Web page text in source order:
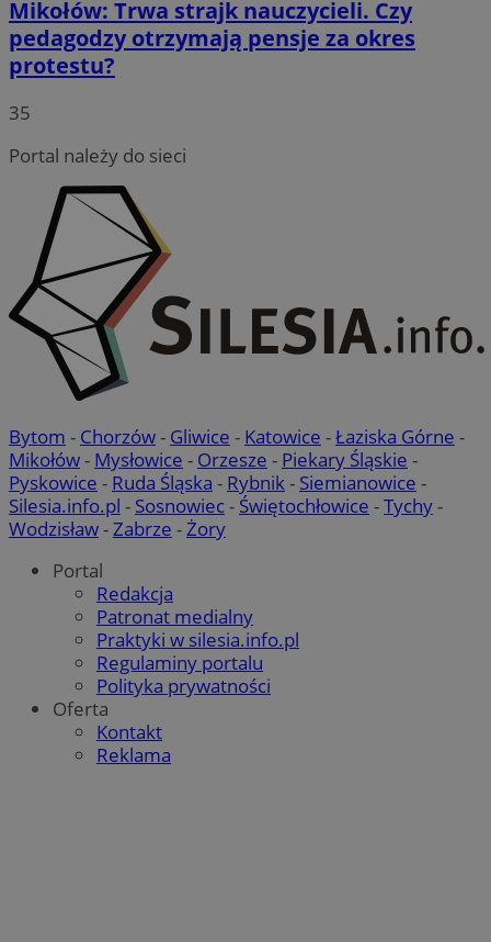
Mikołów: Trwa strajk nauczycieli. Czy
pedagodzy otrzymają pensje za okres
protestu?
35
Portal należy do sieci
Bytom - Chorzów- Gliwice - Katowice -Łaziska Górne -
Mikołów- Mysłowice - Orzesze - Piekary Śląskie -
Pyskowice - Ruda Śląska - Rybnik- Siemianowice -
Silesia.info.pl - Sosnowiec- Świętochłowice -Tychy-
Wodzisław-Zabrze -Żory
Portal
Redakcja
Patronat medialny
Praktyki w silesia.info.pl
Regulaminy portalu
Polityka prywatności
Oferta
Kontakt
Reklama